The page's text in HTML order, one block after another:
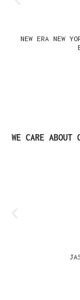
NEW ERA NEW
Produktgalerie
WE CARE ABOUT